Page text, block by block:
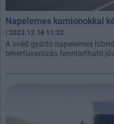
Napelemes kamionokkal
| 2023.12.16 11:32
A svéd gyártó napelemes
teherfuvarozás fenntartható